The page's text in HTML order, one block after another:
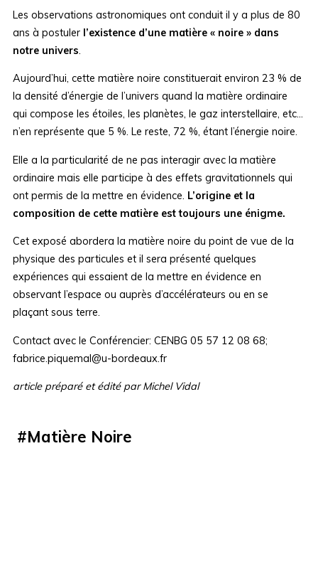
Les observations astronomiques ont conduit il y a plus de 80
ans à postuler l’existence d’une matière « noire » dans
notre univers.
Aujourd’hui, cette matière noire constituerait environ 23 % de
la densité d’énergie de l’univers quand la matière ordinaire
qui compose les étoiles, les planètes, le gaz interstellaire, etc…
n’en représente que 5 %. Le reste, 72 %, étant l’énergie noire.
Elle a la particularité de ne pas interagir avec la matière
ordinaire mais elle participe à des effets gravitationnels qui
ont permis de la mettre en évidence. L’origine et la
composition de cette matière est toujours une énigme.
Cet exposé abordera la matière noire du point de vue de la
physique des particules et il sera présenté quelques
expériences qui essaient de la mettre en évidence en
observant l’espace ou auprès d’accélérateurs ou en se
plaçant sous terre.
Contact avec le Conférencier: CENBG 05 57 12 08 68;
fabrice.piquemal@u-bordeaux.fr
article préparé et édité par Michel Vidal
#Matière Noire